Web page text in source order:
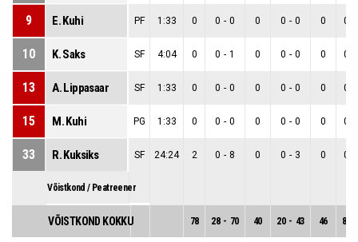
9 E. Kuhi PF 1:33 0 0 - 0 0 0 - 0 0 0
10 K. Saks SF 4:04 0 0 - 1 0 0 - 0 0 0
13 A. Lippasaar SF 1:33 0 0 - 0 0 0 - 0 0 0
15 M. Kuhi PG 1:33 0 0 - 0 0 0 - 0 0 0
33 R. Kuksiks SF 24:24 2 0 - 8 0 0 - 3 0 0
Võistkond / Peatreener
VÕISTKOND KOKKU 78 28 - 70 40 20 - 43 46 8